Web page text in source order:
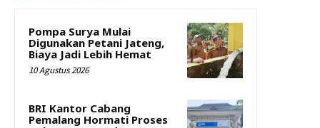
Pompa Surya Mulai
Digunakan Petani Jateng,
Biaya Jadi Lebih Hemat
10 Agustus 2026
BRI Kantor Cabang
Pemalang Hormati Proses